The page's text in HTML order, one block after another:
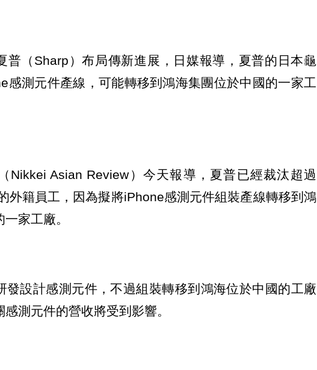
普（Sharp）布局傳新進展，日媒報導，夏普的日本龜
感測元件產線，可能轉移到鴻海集團位於中國的一家工
Nikkei Asian Review）今天報導，夏普已經裁汰超過
外籍員工，因為擬將iPhone感測元件組裝產線轉移到鴻
家工廠。
發設計感測元件，不過組裝轉移到鴻海位於中國的工廠
測元件的營收將受到影響。